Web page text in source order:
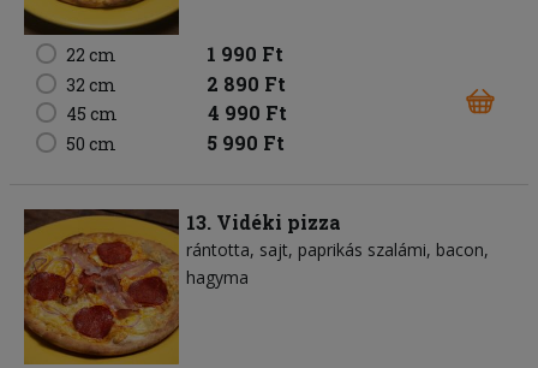
22 cm 1 990 Ft
32 cm 2 890 Ft
45 cm 4 990 Ft
50 cm 5 990 Ft
13. Vidéki pizza
rántotta sajt paprikás szalámi bacon
hagyma